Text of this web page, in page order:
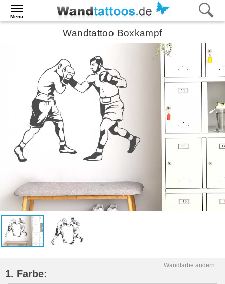
Menü
Wandtattoo Boxkampf
Wandfarbe ändern
1. Farbe: